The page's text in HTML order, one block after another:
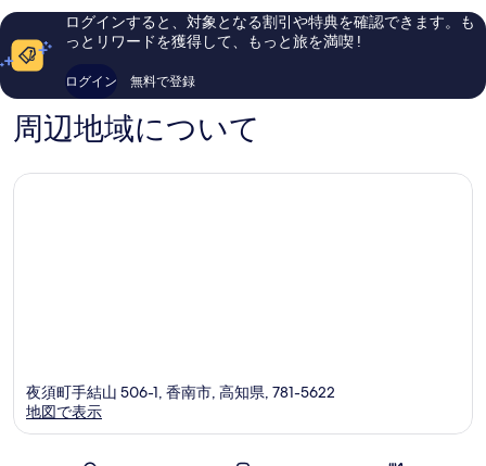
口
ミ
69
の
口
ミ
口
コ
ログインすると、対象となる割引や特典を確認できます。も
っとリワードを獲得して、もっと旅を満喫 !
ログイン 無料で登録
周辺地域について
夜須町手結山 506-1, 香南市, 高知県, 781-5622
地図で表示